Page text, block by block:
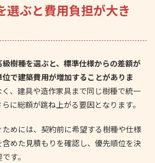
選ぶと費用負担が大き
樹種を選ぶと、標準仕様からの差額が
で建築費用が増加することがありま
、建具や造作家具まで同じ樹種で統一
に総額が跳ね上がる要因となります。
めには、契約前に希望する樹種や仕様
めた見積もりを確認し、優先順位を決
す。